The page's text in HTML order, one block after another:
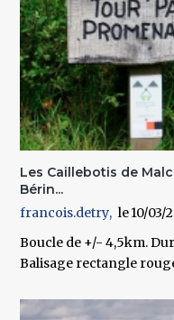
Les Caillebotis de
Bérin...
francois.detry
10/03/
Boucle de +/- 4,5km.
Balisage rectangle